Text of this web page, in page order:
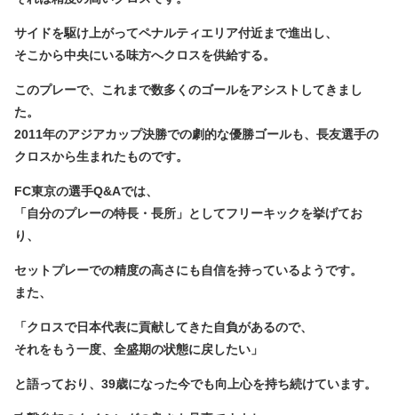
サイドを駆け上がってペナルティエリア付近まで進出し、
そこから中央にいる味方へクロスを供給する。
このプレーで、これまで数多くのゴールをアシストしてきまし
た。
2011年のアジアカップ決勝での劇的な優勝ゴールも、長友選手の
クロスから生まれたものです。
FC東京の選手Q&Aでは、
「自分のプレーの特長・長所」としてフリーキックを挙げてお
り、
セットプレーでの精度の高さにも自信を持っているようです。
また、
「クロスで日本代表に貢献してきた自負があるので、
それをもう一度、全盛期の状態に戻したい」
と語っており、39歳になった今でも向上心を持ち続けています。